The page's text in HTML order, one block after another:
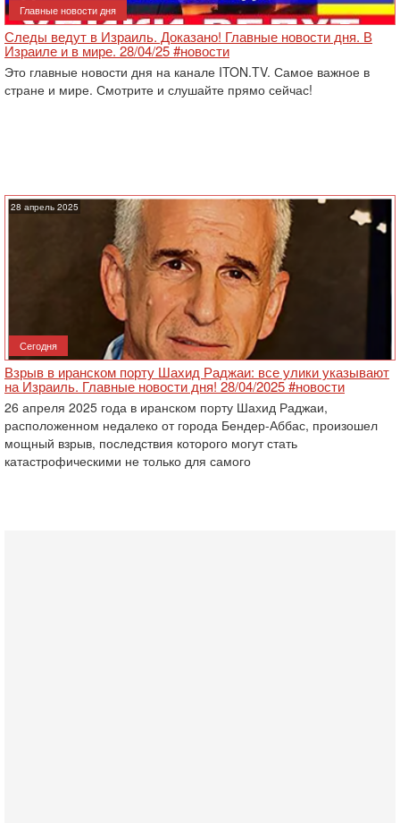
Главные новости дня
Следы ведут в Израиль. Доказано! Главные новости дня. В
Израиле и в мире. 28/04/25 #новости
Это главные новости дня на канале ITON.TV. Самое важное в
стране и мире. Смотрите и слушайте прямо сейчас!
28 апрель 2025
Сегодня
Взрыв в иранском порту Шахид Раджаи: все улики указывают
на Израиль. Главные новости дня! 28/04/2025 #новости
26 апреля 2025 года в иранском порту Шахид Раджаи,
расположенном недалеко от города Бендер-Аббас, произошел
мощный взрыв, последствия которого могут стать
катастрофическими не только для самого